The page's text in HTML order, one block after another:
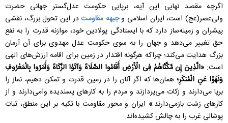
اگرچه مقصد نهایی این آیه، برپایی حکومت عدل‌گستر جهانی حضرت
ولی‌عصر(عج) است، ایران اسلامی وجبهه مقاومتدر این تحول بزرگ، نقشی
پیشران و زمینه‌ساز دارد که با ایستادگی پولادین خود، موازنه قدرت را به نفع
حق تغییر می‌دهد و جهان را به سوی حکومت عدل مهدوی برای آن آرمان
بزرگ هدایت می‌کند؛ چراکه هرگونه اقتدار در زمین برای اقامه ارزش‌های الهی
است: «الَّذِینَ إِن مَّکَّنَّاهُمْ فِی الْأَرْضِ أَقَامُوا الصَّلَاةَ وَآتَوُا الزَّكَاةَ وَأَمَرُوا بِالْمَعْرُوفِ
وَنَهَوْا عَنِ الْمُنکَرِ؛ همان‌ها که اگر آنان را در زمین قدرت و تمکن دهیم، نماز را
برپا می‌دارند و زکات می‌پردازند و مردم را به کارهای پسندیده وامی‌دارند و از
کارهای زشت بازمی‌دارند.» ایران و محور مقاومت با تکیه بر این منطق، ثبات
پوشالی غرب را به چالش کشیده‌اند.